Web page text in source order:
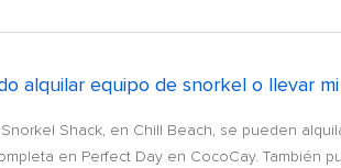
alquilar equipo de snorkel o llevar
Snorkel Shack, en Chill Beach, se pueden
en Perfect Day en CocoCay. También